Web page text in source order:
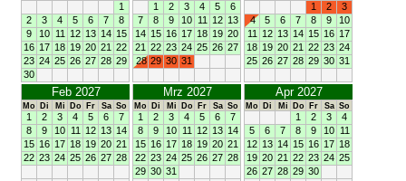
1
2
3 4 5 6 7
8
9
10 11 12 13 14 15
16 17 18 19 20 21 22
23 24 25 26 27 28 29
30
1 2 3 4 5
6
7
8 9 10 11 12 13
14 15 16 17 18 19 20
21 22 23 24 25 26 27
28 29 30 31
1 2
3
4
5 6 7 8 9
10
11
12 13 14 15 16 17
18 19 20 21 22 23 24
25 26 27 28 29 30 31
Feb 2027
Mo Di Mi Do Fr Sa So
1 2 3 4 5 6
7
8
9 10 11 12 13 14
15 16 17 18 19 20 21
22 23 24 25 26 27 28
Mrz 2027
Mo Di Mi Do Fr Sa So
1 2 3 4 5 6
7
8
9 10 11 12 13 14
15 16 17 18 19 20 21
22 23 24 25 26 27 28
29 30 31
Apr 2027
Mo Di Mi Do Fr Sa So
1 2 3
4
5
6 7 8 9 10 11
12 13 14 15 16 17 18
19 20 21 22 23 24 25
26 27 28 29 30